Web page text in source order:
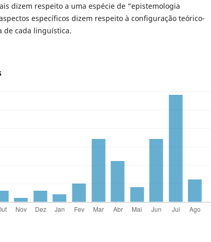
dizem respeito a uma espécie de “epistemologia
específicos dizem respeito à configuração teórico-
de cada linguística.